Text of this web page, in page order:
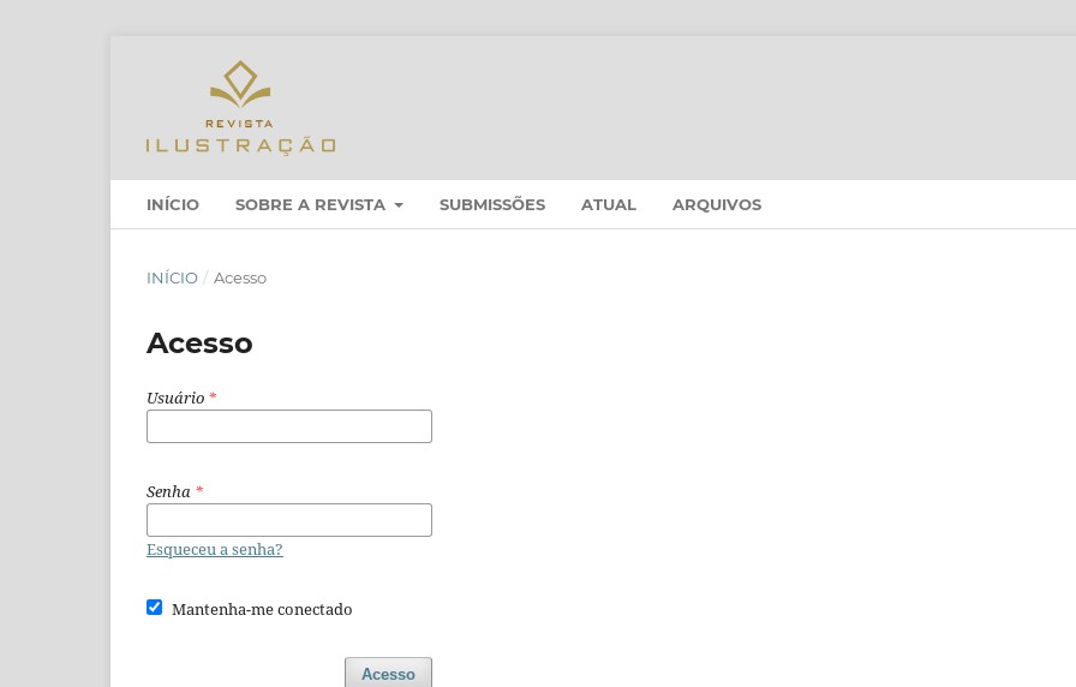
INÍCIO SOBRE A REVISTA SUBMISSÕES ATUAL ARQUIVOS
INÍCIO / Acesso
Acesso
Usuário *
Senha *
Esqueceu a senha?
Mantenha-me conectado
Acesso